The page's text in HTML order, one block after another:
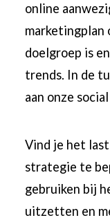
online
marketingplan
doelgroep is
trends. In de
aan onze
Vind je het
strategie te
gebruiken bij
uitzetten en